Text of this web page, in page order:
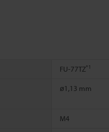
FU-77TZ*1
ø1,13 mm
M4